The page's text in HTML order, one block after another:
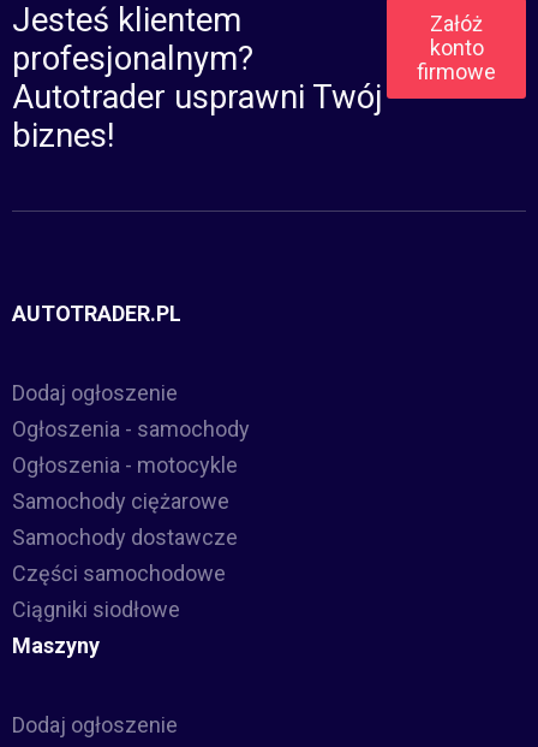
Jesteś klientem
profesjonalnym?
Autotrader usprawni Twój
biznes!
Załóż
konto
firmowe
AUTOTRADER.PL
Dodaj ogłoszenie
Ogłoszenia - samochody
Ogłoszenia - motocykle
Samochody ciężarowe
Samochody dostawcze
Części samochodowe
Ciągniki siodłowe
Maszyny
Dodaj ogłoszenie